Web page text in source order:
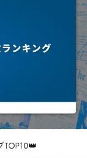
TOP10👑